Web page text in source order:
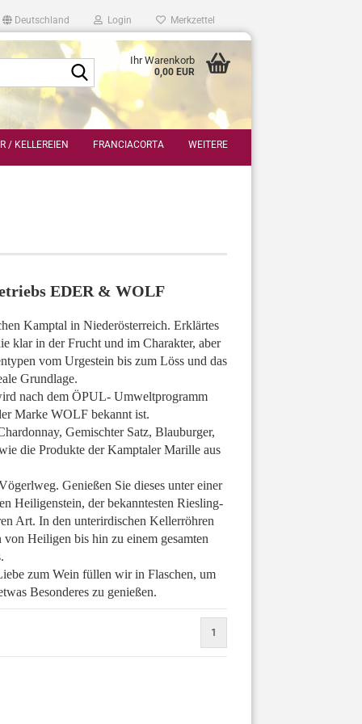
Deutschland Login Merkzettel
Ihr Warenkorb
0,00 EUR
/ KELLEREIEN FRANCIACORTA WEITERE
EDER & WOLF
Kamptal in Niederösterreich. Erklärtes
klar in der Frucht und im Charakter, aber
vom Urgestein bis zum Löss und das
Grundlage.
nach dem ÖPUL- Umweltprogramm
Marke WOLF bekannt ist.
Gemischter Satz, Blauburger,
die Produkte der Kamptaler Marille aus
Genießen Sie dieses unter einer
Heiligenstein, der bekanntesten Riesling-
Art. In den unterirdischen Kellerröhren
Heiligen bis hin zu einem gesamten
zum Wein füllen wir in Flaschen, um
Besonderes zu genießen.
1